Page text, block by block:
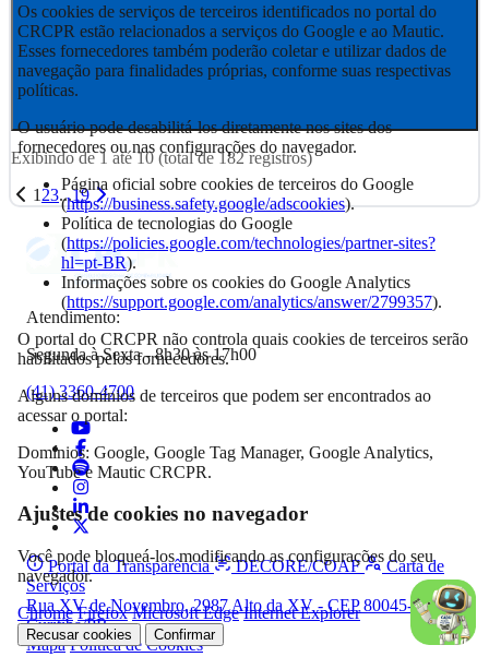
Exibindo de1 até10(total de182registros)
123...19
Atendimento:
Segunda à Sexta - 8h30 às 17h00
(41) 3360-4700
Portal da Transparência DECORE/COAF
Carta de
Serviços
Rua XV de Novembro, 2987 Alto da XV - CEP 80045-340,
Curitiba/PR
Mapa Política de Cookies
Os cookies de serviços de terceiros identificados no portal do
CRCPR estão relacionados a serviços do Google e ao Mautic.
Esses fornecedores também poderão coletar e utilizar dados de
navegação para finalidades próprias, conforme suas respectivas
políticas.
O usuário pode desabilitá-los diretamente nos sites dos
fornecedores ou nas configurações do navegador.
Página oficial sobre cookies de terceiros do Google
(https://business.safety.google/adscookies).
Política de tecnologias do Google
(https://policies.google.com/technologies/partner-sites?
hl=pt-BR).
Informações sobre os cookies do Google Analytics
(https://support.google.com/analytics/answer/2799357).
O portal do CRCPR não controla quais cookies de terceiros serão
habilitados pelos fornecedores.
Alguns domínios de terceiros que podem ser encontrados ao
acessar o portal:
Domínios: Google, Google Tag Manager, Google Analytics,
YouTube e Mautic CRCPR.
Ajustes de cookies no navegador
Você pode bloqueá-los modificando as configurações do seu
navegador.
Chrome Firefox Microsoft Edge Internet Explorer
Recusar cookies Confirmar